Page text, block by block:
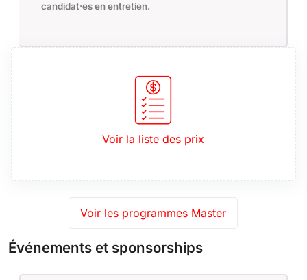
candidat·es en entretien.
Voir la liste des prix
Voir les programmes Master
Événements et sponsorships